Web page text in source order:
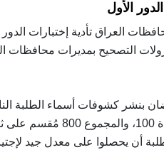
الأول
العراق تأدية إختبارات
التصحيح بمديرات محافظات
التربية العراقية، ينفرد حصرياً بداية من 4 رمضان بنشر كشوفات
درجات الطالب في كل مادة، علماً أن علامة
أن يحصلوا على معدل جيد لإجتياز